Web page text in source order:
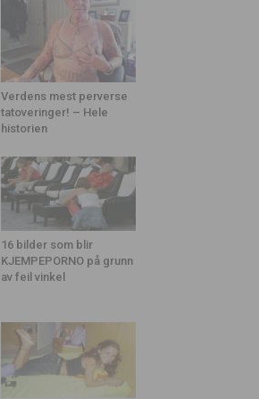
Verdens mest perverse
tatoveringer! – Hele
historien
16 bilder som blir
KJEMPEPORNO på grunn
av feil vinkel